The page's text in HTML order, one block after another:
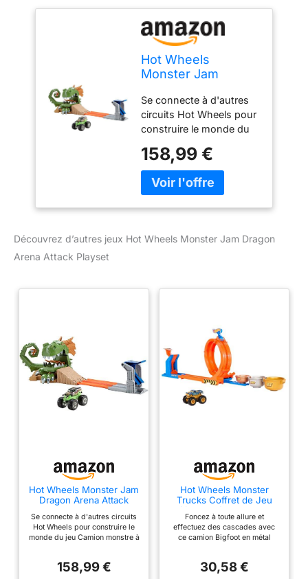
Hot Wheels
Monster Jam
Attack Playset
Se connecte à d'autres
circuits Hot Wheels pour
construire le monde du
l'échelle 64 Contenu : 1
pièce Attention : le
dragon peut hacher à
158,99 €
Découvrez d’autres jeux Hot Wheels Monster Jam Dragon
Arena Attack Playset
Hot Wheels Monster Jam
Dragon Arena Attack
Se connecte à d'autres circuits
Hot Wheels pour construire le
monde du jeu Camion monstre à
à tout moment
158,99 €
Hot Wheels Monster
Trucks Coffret de Jeu
Retourné
Foncez à toute allure et
effectuez des cascades avec
ce camion Bigfoot en métal
coffret Monster Trucks Défi du
30,58 €